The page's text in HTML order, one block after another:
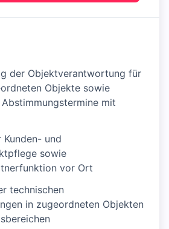
der Objektverantwortung für
Objekte sowie
mit
und
sowie
vor Ort
technischen
in zugeordneten Objekten